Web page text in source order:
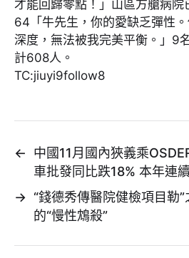
才能回歸零點！」山區方艙病院
64「牛先生，你的愛缺乏彈性
深度，無法被我完美平衡。」9
計608人。
TC:jiuyi9follow8
←
中國11月國內狹義乘
車批發同比跌18% 本年連
→ “錢德秀傳醫院健檢項目勒
的“慢性鴆殺”